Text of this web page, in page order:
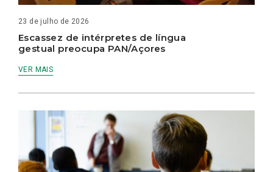
23 de julho de 2026
Escassez de intérpretes de língua
gestual preocupa PAN/Açores
VER MAIS